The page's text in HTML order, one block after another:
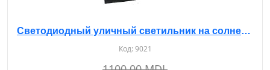
Светодиодный уличный светильник на солнечной батарее с датчиком 100W 6500K
Код:9021